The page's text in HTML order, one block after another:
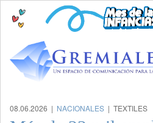
08.06.2026 | NACIONALES | TEXTILES